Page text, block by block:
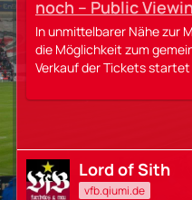
noch – Public
In unmittelbarer Nähe zur
die Möglichkeit zum
Verkauf der Tickets
Lord of Sith
vfb.qiumi.de